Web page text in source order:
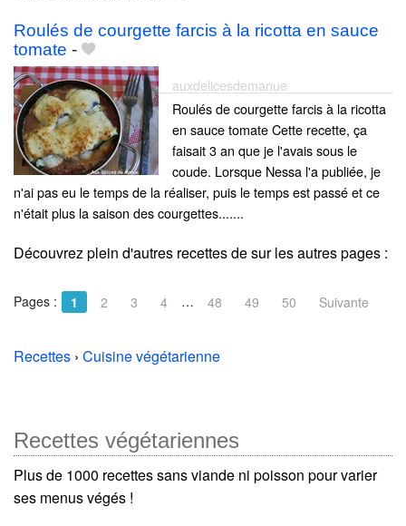
Roulés de courgette farcis à la ricotta en sauce
tomate -
auxdelicesdemanue
Roulés de courgette farcis à la ricotta
en sauce tomate Cette recette, ça
faisait 3 an que je l'avais sous le
coude. Lorsque Nessa l'a publiée, je
n'ai pas eu le temps de la réaliser, puis le temps est passé et ce
n'était plus la saison des courgettes.......
Découvrez plein d'autres recettes desur les autres pages :
Pages : 1 2 3 4 … 48 49 50 Suivante
Recettes › Cuisine végétarienne
Recettes végétariennes
Plus de 1000 recettes sans viande ni poisson pour varier
ses menus végés !